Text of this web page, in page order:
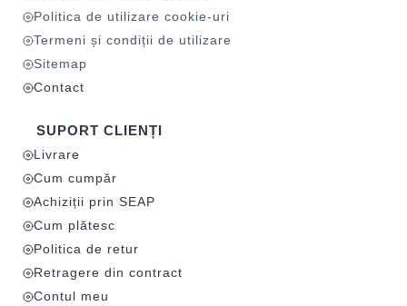
Politica de utilizare cookie-uri
Termeni și condiții de utilizare
Sitemap
Contact
SUPORT CLIENȚI
Livrare
Cum cumpăr
Achiziții prin SEAP
Cum plătesc
Politica de retur
Retragere din contract
Contul meu